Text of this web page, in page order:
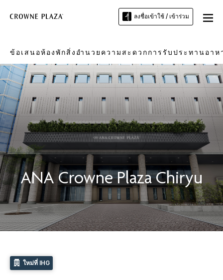
ลงชื่อเข้าใช้ / เข้าร่วม
ข้อเสนอห้องพักสิ่งอำนวยความสะดวกการรับประทานอาห
ANA Crowne Plaza Chiryu
ใหม่ที่ IHG